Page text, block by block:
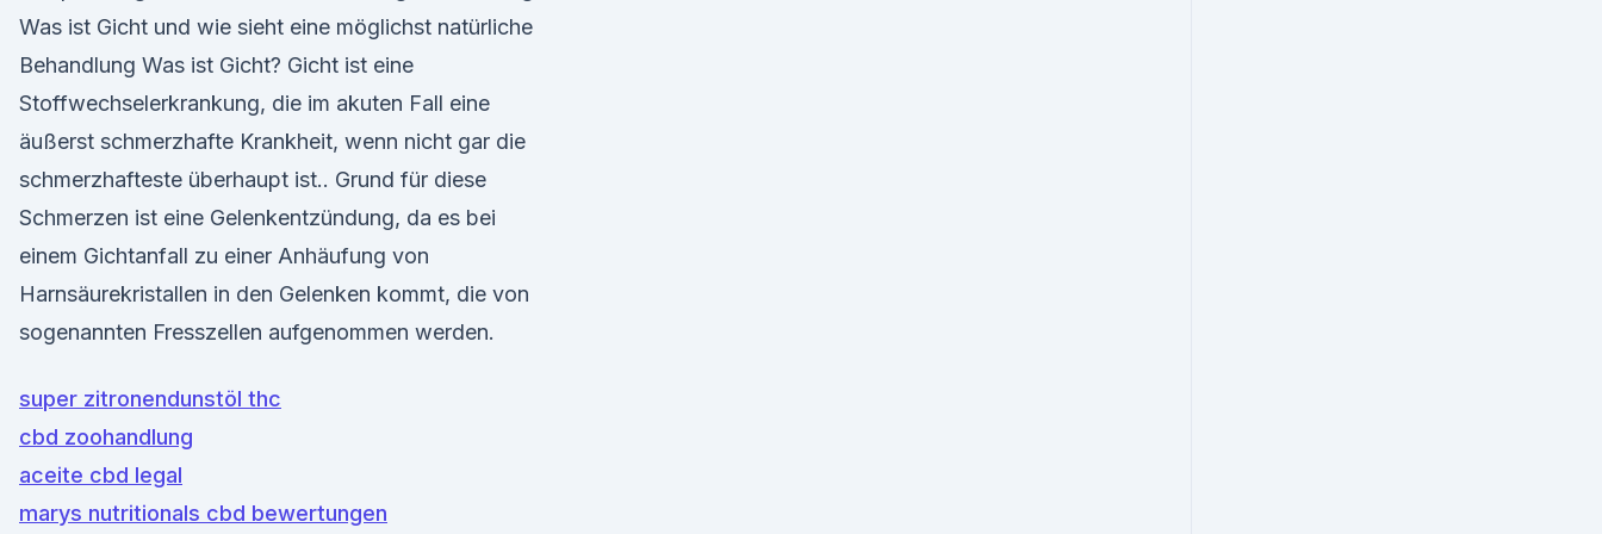
Was ist Gicht und wie sieht eine möglichst natürliche
Behandlung Was ist Gicht? Gicht ist eine
Stoffwechselerkrankung, die im akuten Fall eine
äußerst schmerzhafte Krankheit, wenn nicht gar die
schmerzhafteste überhaupt ist.. Grund für diese
Schmerzen ist eine Gelenkentzündung, da es bei
einem Gichtanfall zu einer Anhäufung von
Harnsäurekristallen in den Gelenken kommt, die von
sogenannten Fresszellen aufgenommen werden.
super zitronendunstöl thc
cbd zoohandlung
aceite cbd legal
marys nutritionals cbd bewertungen